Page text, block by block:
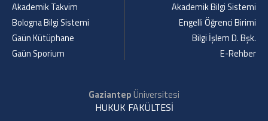
Akademik Takvim
Bologna Bilgi Sistemi
Gaün Kütüphane
Gaün Sporium
Akademik Bilgi Sistemi
Engelli Öğrenci Birimi
Bilgi İşlem D. Bşk.
E-Rehber
GaziantepÜniversitesi
HUKUK FAKÜLTESİ